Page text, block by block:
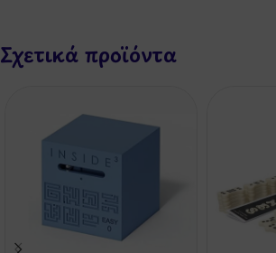
Σχετικά προϊόντα